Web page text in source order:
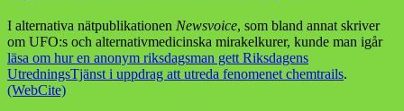
I alternativa nätpublikationen Newsvoice, som bland annat skriver
om UFO:s och alternativmedicinska mirakelkurer, kunde man igår
läsa om hur en anonym riksdagsman gett Riksdagens
UtredningsTjänst i uppdrag att utreda fenomenet chemtrails.
(WebCite)